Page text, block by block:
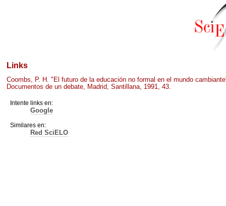
Links
Coombs, P. H. "El futuro de la educación no formal en el mundo
Documentos de un debate, Madrid, Santillana, 1991, 43.
Intente links en:
Google
Similares en:
Red SciELO